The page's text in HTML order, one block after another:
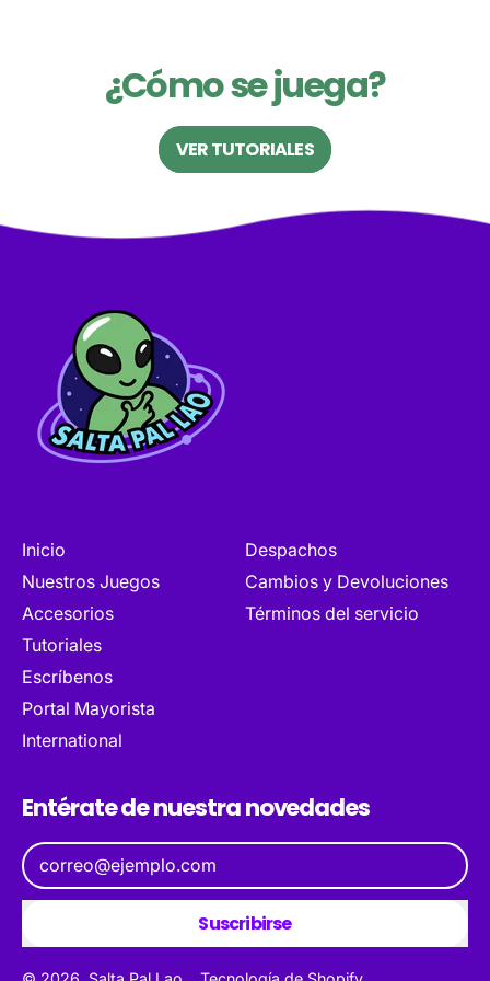
¿Cómo se juega?
VER TUTORIALES
Inicio
Nuestros Juegos
Accesorios
Tutoriales
Escríbenos
Portal Mayorista
International
Despachos
Cambios y Devoluciones
Términos del servicio
Entérate de nuestra novedades
Dirección de correo electrónico
Suscribirse